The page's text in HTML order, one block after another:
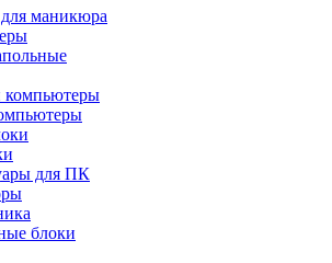
маникюра
для ПК
блоки